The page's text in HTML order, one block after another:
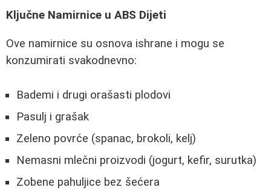
Ključne Namirnice u ABS Dijeti
Ove namirnice su osnova ishrane i mogu se
konzumirati svakodnevno:
Bademi i drugi orašasti plodovi
Pasulj i grašak
Zeleno povrće (spanac, brokoli, kelj)
Nemasni mlečni proizvodi (jogurt, kefir, surutka)
Zobene pahuljice bez šećera